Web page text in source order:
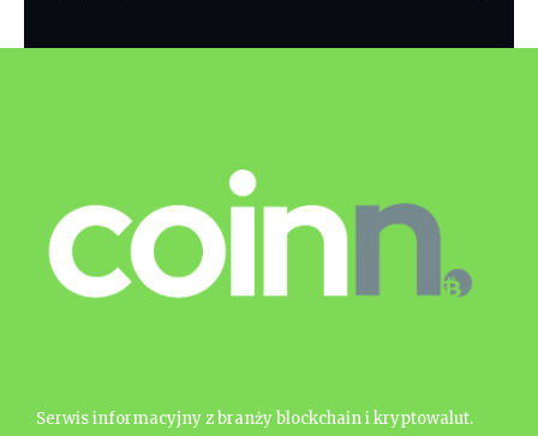
Serwis informacyjny z branży blockchain i kryptowalut.